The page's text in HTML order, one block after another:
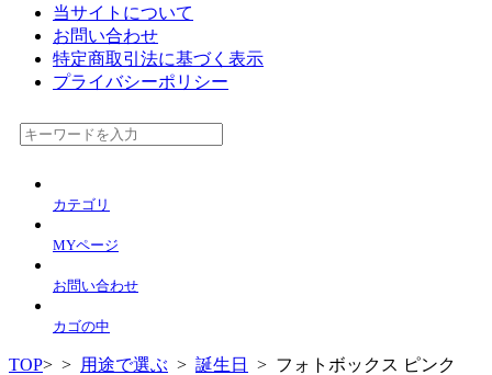
当サイトについて
お問い合わせ
特定商取引法に基づく表示
プライバシーポリシー
カテゴリ
MYページ
お問い合わせ
カゴの中
TOP> > 用途で選ぶ > 誕生日 > フォトボックス ピンク